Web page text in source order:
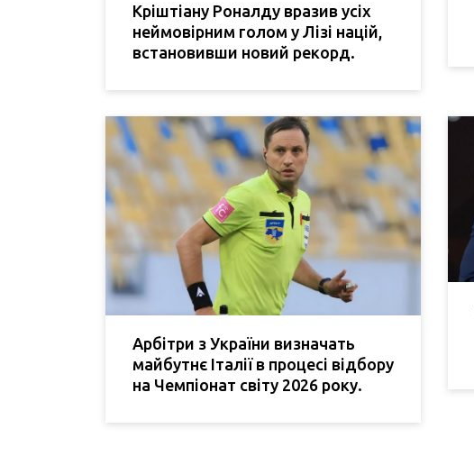
Кріштіану Роналду вразив усіх
неймовірним голом у Лізі націй,
встановивши новий рекорд.
Арбітри з України визначать
майбутнє Італії в процесі відбору
на Чемпіонат світу 2026 року.